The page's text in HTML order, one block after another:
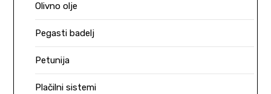
Olivno olje
Pegasti badelj
Petunija
Plačilni sistemi